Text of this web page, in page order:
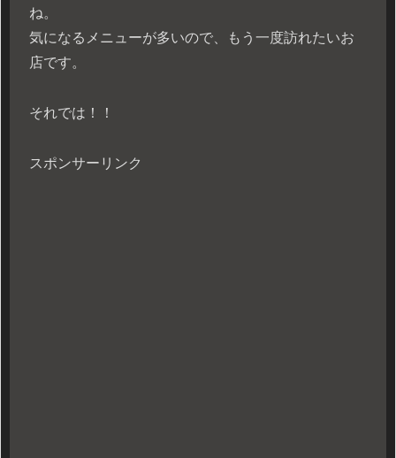
ね。
気になるメニューが多いので、もう一度訪れたいお
店です。
それでは！！
スポンサーリンク